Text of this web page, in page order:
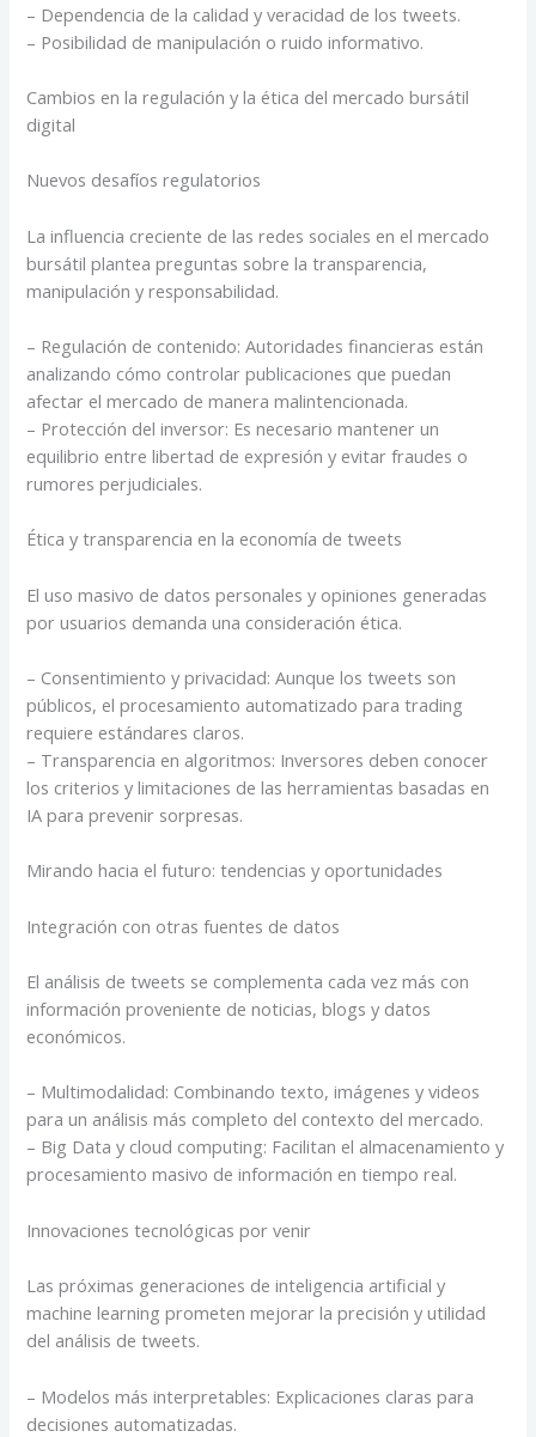
– Dependencia de la calidad y veracidad de los tweets.
– Posibilidad de manipulación o ruido informativo.
Cambios en la regulación y la ética del mercado bursátil
digital
Nuevos desafíos regulatorios
La influencia creciente de las redes sociales en el mercado
bursátil plantea preguntas sobre la transparencia,
manipulación y responsabilidad.
– Regulación de contenido: Autoridades financieras están
analizando cómo controlar publicaciones que puedan
afectar el mercado de manera malintencionada.
– Protección del inversor: Es necesario mantener un
equilibrio entre libertad de expresión y evitar fraudes o
rumores perjudiciales.
Ética y transparencia en la economía de tweets
El uso masivo de datos personales y opiniones generadas
por usuarios demanda una consideración ética.
– Consentimiento y privacidad: Aunque los tweets son
públicos, el procesamiento automatizado para trading
requiere estándares claros.
– Transparencia en algoritmos: Inversores deben conocer
los criterios y limitaciones de las herramientas basadas en
IA para prevenir sorpresas.
Mirando hacia el futuro: tendencias y oportunidades
Integración con otras fuentes de datos
El análisis de tweets se complementa cada vez más con
información proveniente de noticias, blogs y datos
económicos.
– Multimodalidad: Combinando texto, imágenes y videos
para un análisis más completo del contexto del mercado.
– Big Data y cloud computing: Facilitan el almacenamiento y
procesamiento masivo de información en tiempo real.
Innovaciones tecnológicas por venir
Las próximas generaciones de inteligencia artificial y
machine learning prometen mejorar la precisión y utilidad
del análisis de tweets.
– Modelos más interpretables: Explicaciones claras para
decisiones automatizadas.